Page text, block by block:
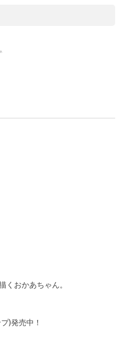
くおかあちゃん。
)発売中！